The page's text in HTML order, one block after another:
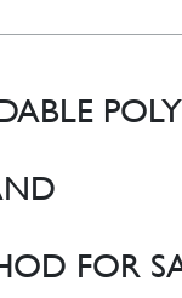
FOR